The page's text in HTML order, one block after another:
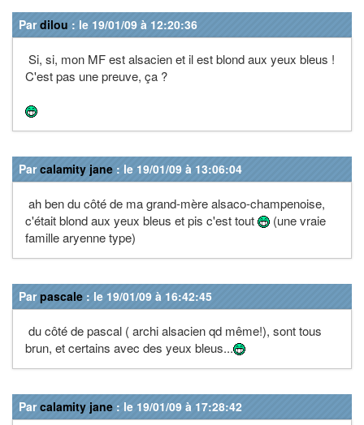
Pardilou : le 19/01/09 à 12:20:36
Si, si, mon MF est alsacien et il est blond aux yeux bleus !
C'est pas une preuve, ça ?
Parcalamity jane : le 19/01/09 à 13:06:04
ah ben du côté de ma grand-mère alsaco-champenoise,
c'était blond aux yeux bleus et pis c'est tout
(une vraie
famille aryenne type)
Parpascale : le 19/01/09 à 16:42:45
du côté de pascal ( archi alsacien qd même!), sont tous
brun, et certains avec des yeux bleus...
Parcalamity jane : le 19/01/09 à 17:28:42